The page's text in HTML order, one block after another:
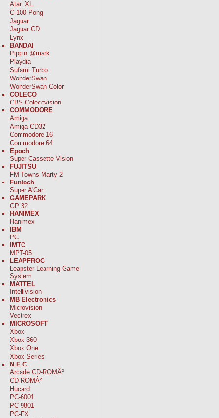
Atari XL
C-100 Pong
Jaguar
Jaguar CD
Lynx
BANDAI
Pippin @mark
Playdia
Sufami Turbo
WonderSwan
WonderSwan Color
COLECO
CBS Colecovision
COMMODORE
Amiga
Amiga CD32
Commodore 16
Commodore 64
Epoch
Super Cassette Vision
FUJITSU
FM Towns Marty 2
Funtech
Super A'Can
GAMEPARK
GP 32
HANIMEX
Hanimex
IBM
PC
IMTC
MPT-05
LEAPFROG
Leapster Learning Game
System
MATTEL
Intellivision
MB Electronics
Microvision
Vectrex
MICROSOFT
Xbox
Xbox 360
Xbox One
Xbox Series
N.E.C.
Arcade CD-ROMÂ²
CD-ROMÂ²
Hucard
PC-6001
PC-9801
PC-FX